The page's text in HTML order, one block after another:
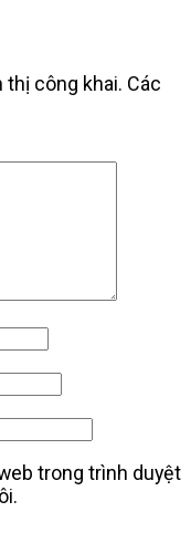
thị công khai. Các
trong trình duyệt